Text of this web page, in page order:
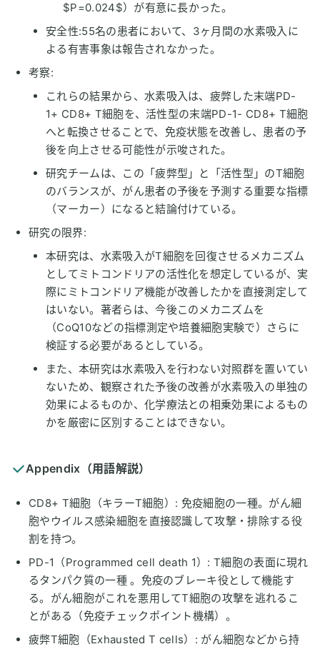
$P=0.024$）が有意に長かった。
安全性:55名の患者において、3ヶ月間の水素吸入に
よる有害事象は報告されなかった。
考察:
これらの結果から、水素吸入は、疲弊した末端PD-
1+ CD8+ T細胞を、活性型の末端PD-1- CD8+ T細胞
へと転換させることで、免疫状態を改善し、患者の予
後を向上させる可能性が示唆された。
研究チームは、この「疲弊型」と「活性型」のT細胞
のバランスが、がん患者の予後を予測する重要な指標
（マーカー）になると結論付けている。
研究の限界:
本研究は、水素吸入がT細胞を回復させるメカニズム
としてミトコンドリアの活性化を想定しているが、実
際にミトコンドリア機能が改善したかを直接測定して
はいない。著者らは、今後このメカニズムを
（CoQ10などの指標測定や培養細胞実験で）さらに
検証する必要があるとしている。
また、本研究は水素吸入を行わない対照群を置いてい
ないため、観察された予後の改善が水素吸入の単独の
効果によるものか、化学療法との相乗効果によるもの
かを厳密に区別することはできない。
Appendix（用語解説）
CD8+ T細胞（キラーT細胞）: 免疫細胞の一種。がん細
胞やウイルス感染細胞を直接認識して攻撃・排除する役
割を持つ。
PD-1（Programmed cell death 1）: T細胞の表面に現れ
るタンパク質の一種 。免疫のブレーキ役として機能す
る。がん細胞がこれを悪用してT細胞の攻撃を逃れるこ
とがある（免疫チェックポイント機構）。
疲弊T細胞（Exhausted T cells）: がん細胞などから持